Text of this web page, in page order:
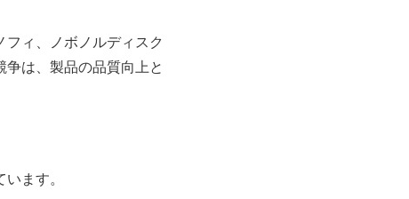
ィ、ノボノルディスク
は、製品の品質向上と
ます。